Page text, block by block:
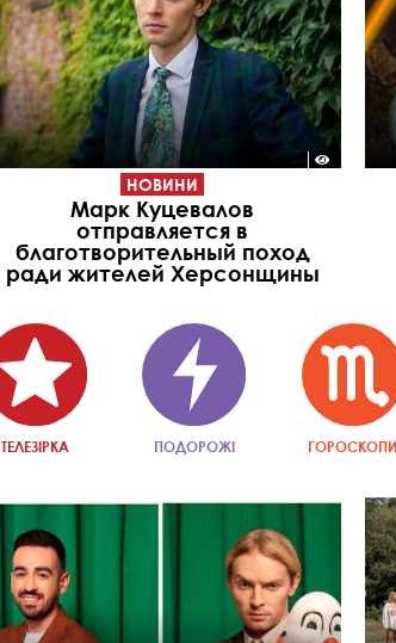
НОВИНИ
Марк Куцевалов
отправляется в
благотворительный поход
ради жителей Херсонщины
ТЕЛЕЗІРКА ПОДОРОЖІ ГОРОСКОПИ